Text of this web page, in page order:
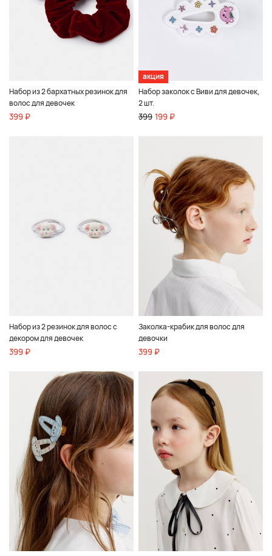
Набор из 2 бархатных резинок для
волос для девочек
399 ₽
акция
Набор заколок с Виви для девочек,
2 шт.
399 199 ₽
Набор из 2 резинок для волос с
декором для девочек
399 ₽
Заколка-крабик для волос для
девочки
399 ₽